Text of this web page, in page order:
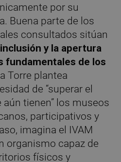
por su
Buena parte de los
consultados sitúan
y la apertura
fundamentales de los
Torre plantea
de “superar el
tienen” los museos
participativos y
imagina el IVAM
organismo capaz de
físicos y